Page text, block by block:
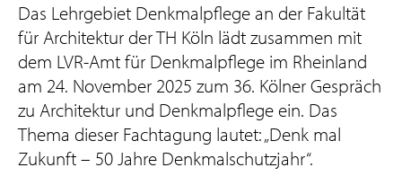
Das Lehrgebiet Denkmalpflege an der Fakultät
für Architektur der TH Köln lädt zusammen mit
dem LVR-Amt für Denkmalpflege im Rheinland
am 24. November 2025 zum 36. Kölner Gespräch
zu Architektur und Denkmalpflege ein. Das
Thema dieser Fachtagung lautet: „Denk mal
Zukunft – 50 Jahre Denkmalschutzjahr“.